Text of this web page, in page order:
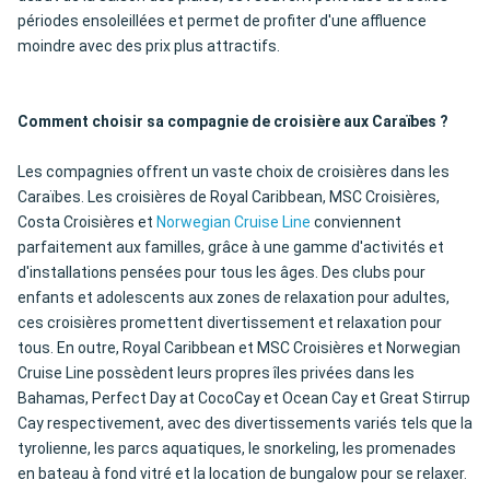
périodes ensoleillées et permet de profiter d'une affluence
moindre avec des prix plus attractifs.
Comment choisir sa compagnie de croisière aux Caraïbes ?
Les compagnies offrent un vaste choix de croisières dans les
Caraïbes. Les croisières de Royal Caribbean, MSC Croisières,
Costa Croisières et Norwegian Cruise Line conviennent
parfaitement aux familles, grâce à une gamme d'activités et
d'installations pensées pour tous les âges. Des clubs pour
enfants et adolescents aux zones de relaxation pour adultes,
ces croisières promettent divertissement et relaxation pour
tous. En outre, Royal Caribbean et MSC Croisières et Norwegian
Cruise Line possèdent leurs propres îles privées dans les
Bahamas, Perfect Day at CocoCay et Ocean Cay et Great Stirrup
Cay respectivement, avec des divertissements variés tels que la
tyrolienne, les parcs aquatiques, le snorkeling, les promenades
en bateau à fond vitré et la location de bungalow pour se relaxer.